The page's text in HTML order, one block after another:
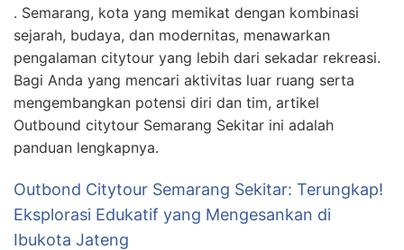
. Semarang, kota yang memikat dengan kombinasi
sejarah, budaya, dan modernitas, menawarkan
pengalaman citytour yang lebih dari sekadar rekreasi.
Bagi Anda yang mencari aktivitas luar ruang serta
mengembangkan potensi diri dan tim, artikel
Outbound citytour Semarang Sekitar ini adalah
panduan lengkapnya.
Outbond Citytour Semarang Sekitar: Terungkap!
Eksplorasi Edukatif yang Mengesankan di
Ibukota Jateng